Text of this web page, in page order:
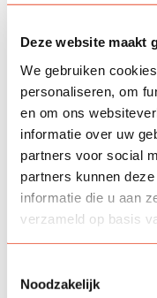
Deze website maakt
We gebruiken
personaliseren, om
en om ons
informatie over uw
partners voor social
partners kunnen
informatie die u aan
verzameld op basis
Noodzakelijk